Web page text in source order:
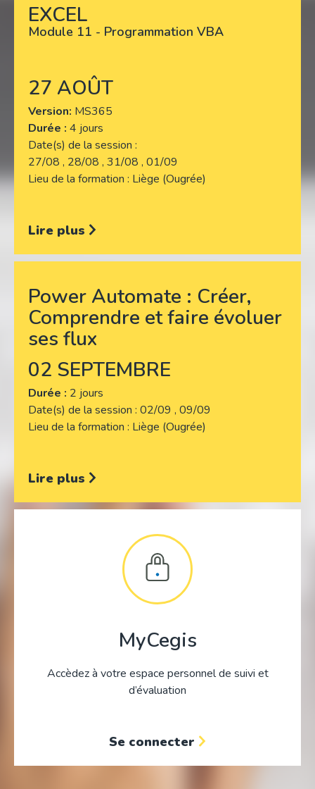
Lire plus
EXCEL
Module 11 - Programmation VBA
27 AOÛT
Version MS365
Durée : 4 jours
Date(s) de la session
27/08 , 28/08 , 31/08 , 01/09
Lieu de la formation Liège (Ougrée)
Lire plus
Power Automate : Créer,
Comprendre et faire évoluer
ses flux
02 SEPTEMBRE
Durée : 2 jours
Date(s) de la session 02/09 , 09/09
Lieu de la formation Liège (Ougrée)
Lire plus
MyCegis
Accèdez à votre espace personnel de suivi et
d’évaluation
Se connecter